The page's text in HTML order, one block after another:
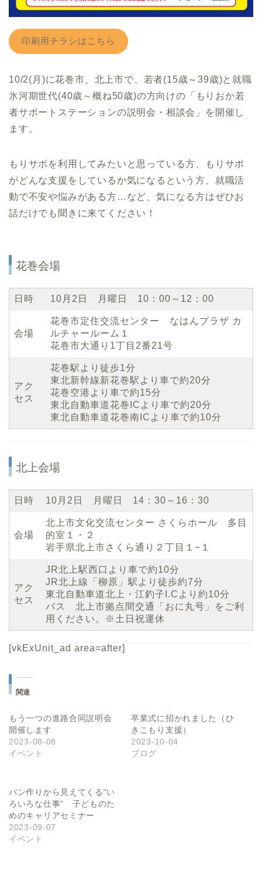
印刷用チラシはこちら
10/2(月)に花巻市、北上市で、若者(15歳～39歳)と就職
氷河期世代(40歳～概ね50歳)の方向けの「もりおか若
者サポートステーションの説明会・相談会」を開催し
ます。
もりサポを利用してみたいと思っている方、もりサポ
がどんな支援をしているか気になるという方、就職活
動で不安や悩みがある方…など、気になる方はぜひお
話だけでも聞きに来てください！
花巻会場
日時 10月2日 月曜日 10：00～12：00
会場
花巻市定住交流センター なはんプラザ カ
ルチャールーム１
花巻市大通り1丁目2番21号
アク
セス
花巻駅より徒歩1分
東北新幹線新花巻駅より車で約20分
花巻空港より車で約15分
東北自動車道花巻ICより車で約20分
東北自動車道花巻南ICより車で約10分
北上会場
日時 10月2日 月曜日 14：30～16：30
会場
北上市文化交流センター さくらホール 多目
的室１・２
岩手県北上市さくら通り２丁目１−１
アク
セス
JR北上駅西口より車で約10分
JR北上線「柳原」駅より徒歩約7分
東北自動車道北上・江釣子I.Cより約10分
バス 北上市拠点間交通「おに丸号」をご利
用ください。※土日祝運休
[vkExUnit_ad area=after]
関連
もう一つの進路合同説明会
開催します
2023-08-08
イベント
卒業式に招かれました（ひ
きこもり支援）
2023-10-04
ブログ
パン作りから見えてくる“い
ろいろな仕事” 子どものた
めのキャリアセミナー
2023-09-07
イベント